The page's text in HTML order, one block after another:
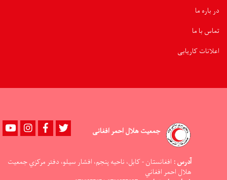
در باره ما
تماس با ما
اعلانات کاریابی
جمعیت هلال احمر افغانی YoutubeinstagramFacebook
آدرس : افغانستان - کابل، ناحيه پنجم، افشار سيلو، دفتر مرکزي جمعيت
هلال احمر افغاني